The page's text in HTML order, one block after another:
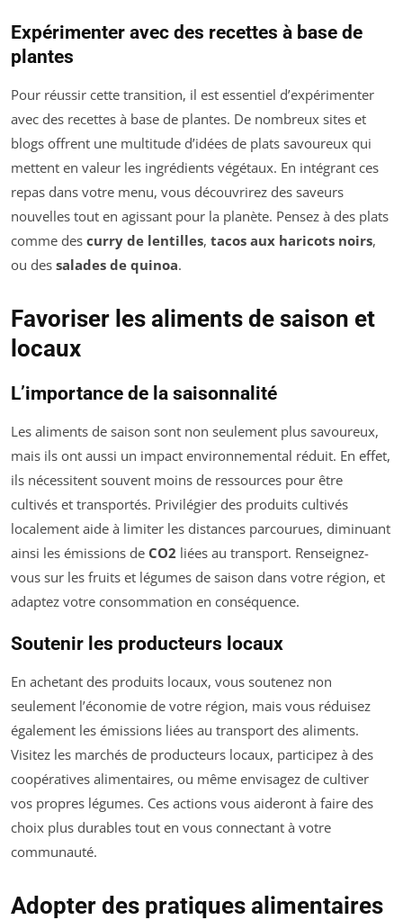
Expérimenter avec des recettes à base de
plantes
Pour réussir cette transition, il est essentiel d’expérimenter
avec des recettes à base de plantes. De nombreux sites et
blogs offrent une multitude d’idées de plats savoureux qui
mettent en valeur les ingrédients végétaux. En intégrant ces
repas dans votre menu, vous découvrirez des saveurs
nouvelles tout en agissant pour la planète. Pensez à des plats
comme des curry de lentilles, tacos aux haricots noirs,
ou des salades de quinoa.
Favoriser les aliments de saison et
locaux
L’importance de la saisonnalité
Les aliments de saison sont non seulement plus savoureux,
mais ils ont aussi un impact environnemental réduit. En effet,
ils nécessitent souvent moins de ressources pour être
cultivés et transportés. Privilégier des produits cultivés
localement aide à limiter les distances parcourues, diminuant
ainsi les émissions de CO2 liées au transport. Renseignez-
vous sur les fruits et légumes de saison dans votre région, et
adaptez votre consommation en conséquence.
Soutenir les producteurs locaux
En achetant des produits locaux, vous soutenez non
seulement l’économie de votre région, mais vous réduisez
également les émissions liées au transport des aliments.
Visitez les marchés de producteurs locaux, participez à des
coopératives alimentaires, ou même envisagez de cultiver
vos propres légumes. Ces actions vous aideront à faire des
choix plus durables tout en vous connectant à votre
communauté.
Adopter des pratiques alimentaires